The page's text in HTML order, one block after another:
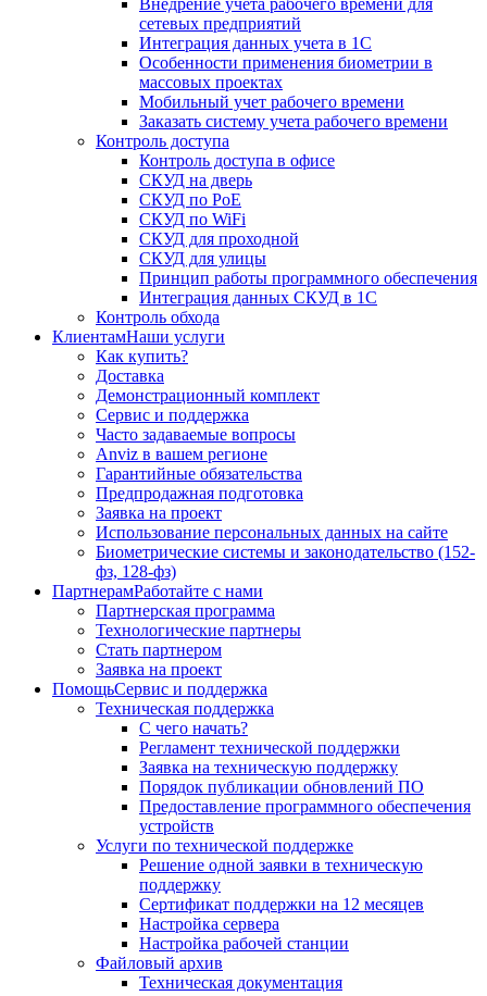
Внедрение учета рабочего времени для
сетевых предприятий
Интеграция данных учета в 1С
Особенности применения биометрии в
массовых проектах
Мобильный учет рабочего времени
Заказать систему учета рабочего времени
Контроль доступа
Контроль доступа в офисе
СКУД на дверь
СКУД по PoE
СКУД по WiFi
СКУД для проходной
СКУД для улицы
Принцип работы программного обеспечения
Интеграция данных СКУД в 1С
Контроль обхода
КлиентамНаши услуги
Как купить?
Доставка
Демонстрационный комплект
Сервис и поддержка
Часто задаваемые вопросы
Anviz в вашем регионе
Гарантийные обязательства
Предпродажная подготовка
Заявка на проект
Использование персональных данных на сайте
Биометрические системы и законодательство (152-
фз, 128-фз)
ПартнерамРаботайте с нами
Партнерская программа
Технологические партнеры
Стать партнером
Заявка на проект
ПомощьСервис и поддержка
Техническая поддержка
С чего начать?
Регламент технической поддержки
Заявка на техническую поддержку
Порядок публикации обновлений ПО
Предоставление программного обеспечения
устройств
Услуги по технической поддержке
Решение одной заявки в техническую
поддержку
Сертификат поддержки на 12 месяцев
Настройка сервера
Настройка рабочей станции
Файловый архив
Техническая документация